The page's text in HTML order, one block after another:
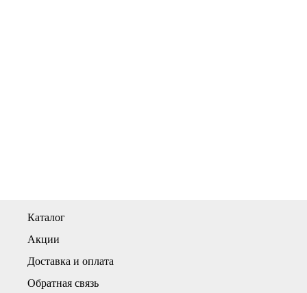
Каталог
Акции
Доставка и оплата
Обратная связь